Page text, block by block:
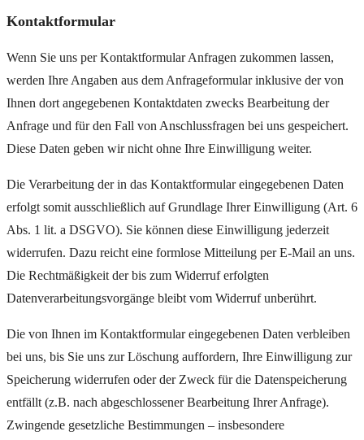
Kontaktformular
Wenn Sie uns per Kontaktformular Anfragen zukommen lassen,
werden Ihre Angaben aus dem Anfrageformular inklusive der von
Ihnen dort angegebenen Kontaktdaten zwecks Bearbeitung der
Anfrage und für den Fall von Anschlussfragen bei uns gespeichert.
Diese Daten geben wir nicht ohne Ihre Einwilligung weiter.
Die Verarbeitung der in das Kontaktformular eingegebenen Daten
erfolgt somit ausschließlich auf Grundlage Ihrer Einwilligung (Art. 6
Abs. 1 lit. a DSGVO). Sie können diese Einwilligung jederzeit
widerrufen. Dazu reicht eine formlose Mitteilung per E-Mail an uns.
Die Rechtmäßigkeit der bis zum Widerruf erfolgten
Datenverarbeitungsvorgänge bleibt vom Widerruf unberührt.
Die von Ihnen im Kontaktformular eingegebenen Daten verbleiben
bei uns, bis Sie uns zur Löschung auffordern, Ihre Einwilligung zur
Speicherung widerrufen oder der Zweck für die Datenspeicherung
entfällt (z.B. nach abgeschlossener Bearbeitung Ihrer Anfrage).
Zwingende gesetzliche Bestimmungen – insbesondere